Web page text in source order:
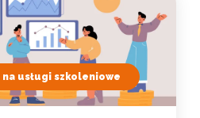
usługi szkoleniowe